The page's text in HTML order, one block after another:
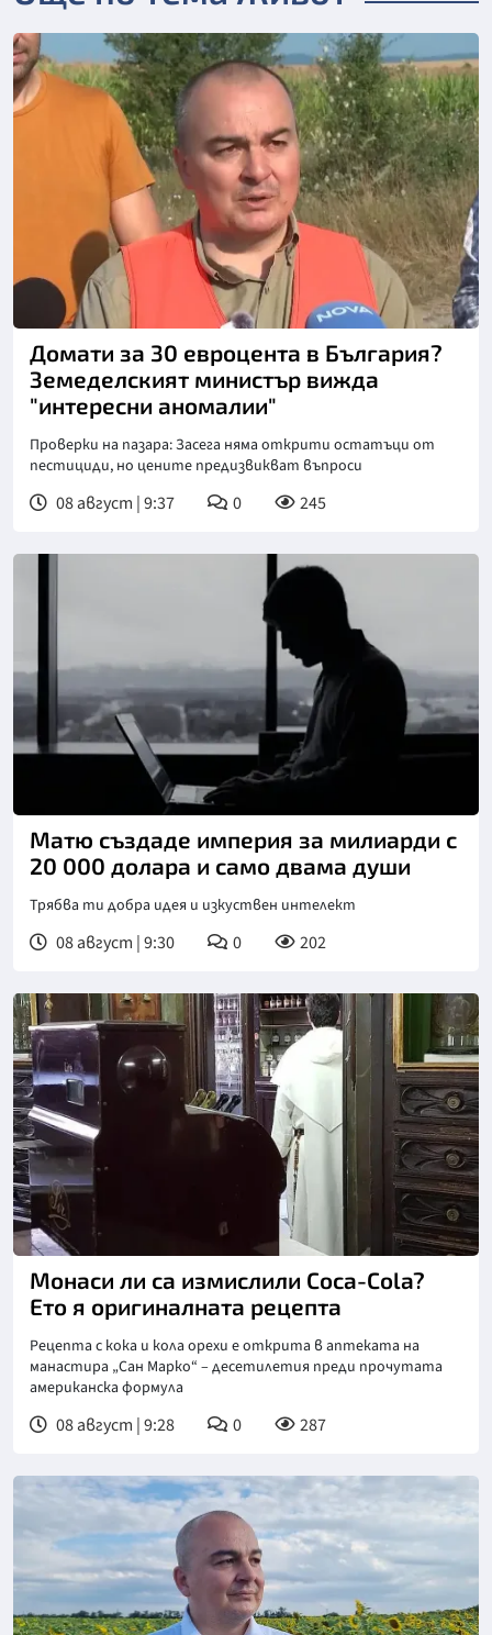
Снимка: Нова телевизия
Домати за 30 евроцента в България?
Земеделският министър вижда
"интересни аномалии"
Проверки на пазара: Засега няма открити остатъци от
пестициди, но цените предизвикват въпроси
08 август | 9:37 0 245
Матю създаде империя за милиарди с
20 000 долара и само двама души
Трябва ти добра идея и изкуствен интелект
08 август | 9:30 0 202
Монаси ли са измислили Coca-Cola?
Ето я оригиналната рецепта
Рецепта с кока и кола орехи е открита в аптеката на
манастира „Сан Марко“ – десетилетия преди прочутата
американска формула
08 август | 9:28 0 287